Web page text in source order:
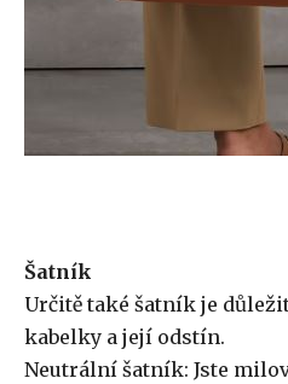
Šatník
Určitě také šatník je
kabelky a její odstín.
Neutrální šatník: Jste